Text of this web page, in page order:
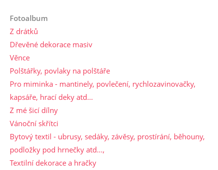
Fotoalbum
Z drátků
Dřevěné dekorace masiv
Věnce
Polštářky, povlaky na polštáře
Pro miminka - mantinely, povlečení, rychlozavinovačky,
kapsáře, hrací deky atd...
Z mé šicí dílny
Vánoční skřítci
Bytový textil - ubrusy, sedáky, závěsy, prostírání, běhouny,
podložky pod hrnečky atd...,
Textilní dekorace a hračky